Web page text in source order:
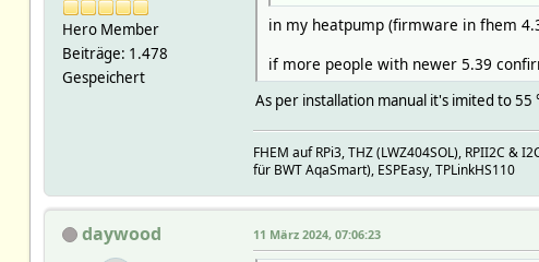
Hero Member
Beiträge: 1.478
Gespeichert
in my heatpump (firmware in fhem
if more people with newer 5.39
As per installation manual it's imited to 55
FHEM auf RPi3, THZ (LWZ404SOL), RPII2C &
für BWT AqaSmart), ESPEasy, TPLinkHS110
daywood 11 März 2024, 07:06:23